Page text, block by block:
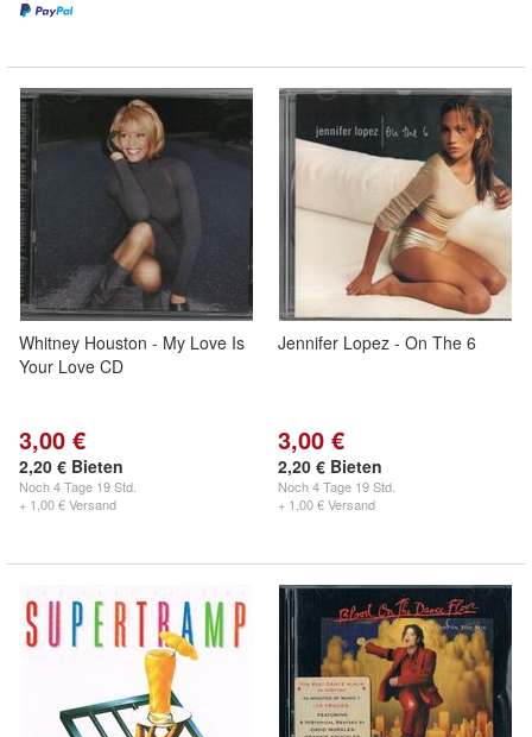
Whitney Houston - My Love Is
Your Love CD
3,00 €
2,20 € Bieten
Noch4 Tage 19 Std.
+ 1,00 € Versand
Jennifer Lopez - On The 6
3,00 €
2,20 € Bieten
Noch4 Tage 19 Std.
+ 1,00 € Versand